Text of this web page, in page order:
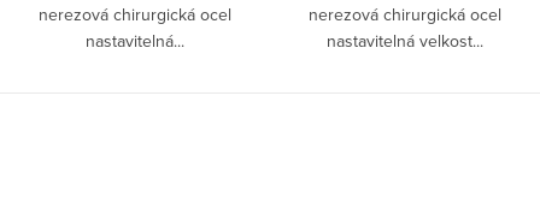
nerezová chirurgická ocel
nastavitelná...
nerezová chirurgická ocel
nastavitelná velkost...